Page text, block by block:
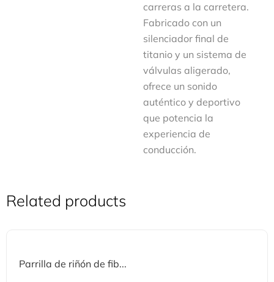
carreras a la carretera.
Fabricado con un
silenciador final de
titanio y un sistema de
válvulas aligerado,
ofrece un sonido
auténtico y deportivo
que potencia la
experiencia de
conducción.
Related products
Parrilla de riñón de fib...